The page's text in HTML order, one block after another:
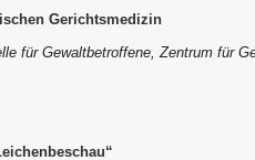
Gerichtsmedizin
für Gewaltbetroffene, Zentrum für